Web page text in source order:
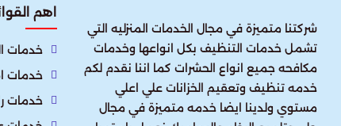
شركتنا متميزة في مجال الخدمات المنزليه التي
تشمل خدمات التنظيف بكل انواعها وخدمات
مكافحه جميع انواع الحشرات كما اننا نقدم لكم
خدمه تنظيف وتعقيم الخزانات علي اعلي
مستوي ولدينا ايضا خدمه متميزة في مجال
اهم
خدمات
خدمات
خدمات